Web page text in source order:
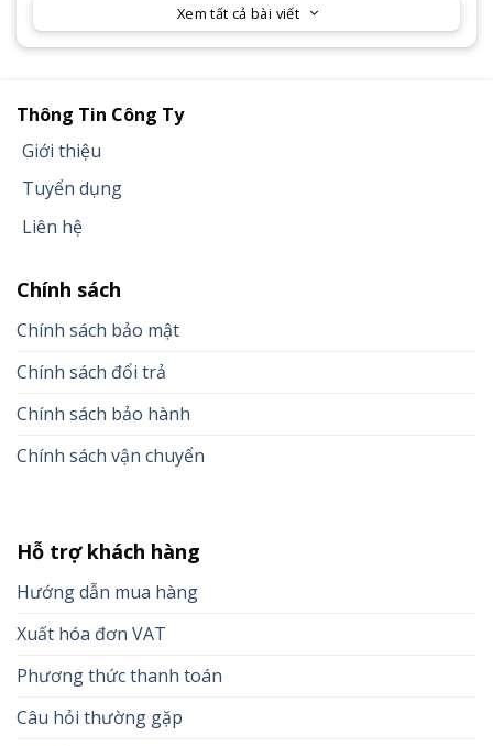
Xem tất cả bài viết
Thông Tin Công Ty
Giới thiệu
Tuyển dụng
Liên hệ
Chính sách
Chính sách bảo mật
Chính sách đổi trả
Chính sách bảo hành
Chính sách vận chuyển
Hỗ trợ khách hàng
Hướng dẫn mua hàng
Xuất hóa đơn VAT
Phương thức thanh toán
Câu hỏi thường gặp